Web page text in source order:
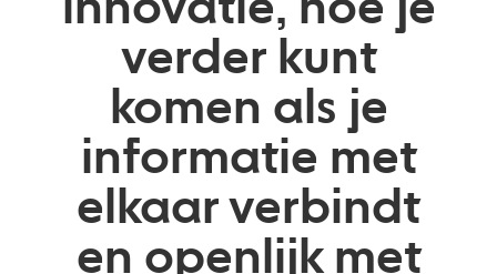
verder kunt
komen als je
informatie met
elkaar verbindt
en openlijk met